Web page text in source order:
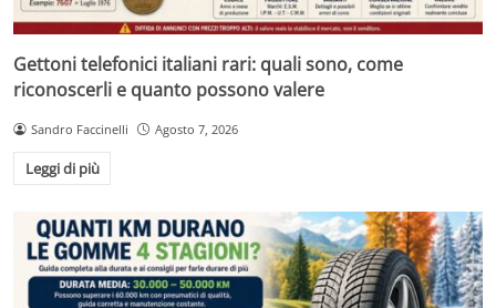
Gettoni telefonici italiani rari: quali sono, come
riconoscerli e quanto possono valere
Sandro Faccinelli Agosto 7, 2026
Leggi di più